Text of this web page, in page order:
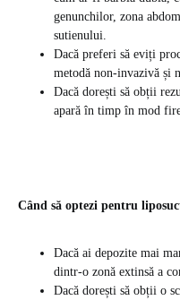
genunchilor, zona
sutienului.
Dacă preferi să eviți
metodă non-invazivă și
Dacă dorești să obții
apară în timp în mod
Când să optezi pentru
Dacă ai depozite mai
dintr-o zonă extinsă a
Dacă dorești să obții o